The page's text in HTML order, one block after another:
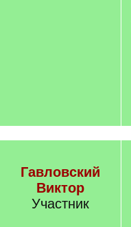
Гавловский
Виктор
Участник